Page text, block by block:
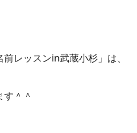
レッスンin武蔵小杉」は、
＾＾